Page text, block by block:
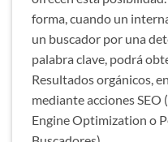
forma, cuando un
un buscador por una
palabra clave, podrá
Resultados orgánicos,
mediante acciones SEO
Engine Optimization o